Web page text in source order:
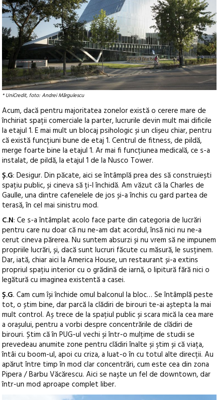
* UniCredit, foto: Andrei Mărgulescu
Acum, dacă pentru majoritatea zonelor există o cerere mare de
închiriat spații comerciale la parter, lucrurile devin mult mai dificile
la etajul 1. E mai mult un blocaj psihologic și un clișeu chiar, pentru
că există funcțiuni bune de etaj 1. Centrul de fitness, de pildă,
merge foarte bine la etajul 1. Ar mai fi funcțiunea medicală, ce s-a
instalat, de pildă, la etajul 1 de la Nusco Tower.
Ș.G: Desigur. Din păcate, aici se întâmplă prea des să construiești
spațiu public, și cineva să ți-l închidă. Am văzut că la Charles de
Gaulle, una dintre cafenelele de jos și-a închis cu gard partea de
terasă, în cel mai sinistru mod.
C.N: Ce s-a întâmplat acolo face parte din categoria de lucrări
pentru care nu doar că nu ne-am dat acordul, însă nici nu ne-a
cerut cineva părerea. Nu suntem absurzi și nu vrem să ne impunem
propriile lucrări, și, dacă sunt lucruri făcute cu măsură, le susținem.
Dar, iată, chiar aici la America House, un restaurant și-a extins
propriul spațiu interior cu o grădină de iarnă, o lipitură fără nici o
legătură cu imaginea existentă a casei.
Ș.G. Cam cum își închide omul balconul la bloc… Se întâmplă peste
tot, o știm bine, dar parcă la clădiri de birouri te-ai aștepta la mai
mult control. Aș trece de la spațiul public și scara mică la cea mare
a orașului, pentru a vorbi despre concentrările de clădiri de
birouri. Știm că în PUG-ul vechi și într-o mulțime de studii se
prevedeau anumite zone pentru clădiri înalte și ştim și că viața,
întâi cu boom-ul, apoi cu criza, a luat-o în cu totul alte direcții. Au
apărut între timp în mod clar concentrări, cum este cea din zona
Pipera / Barbu Văcărescu. Aici se naște un fel de downtown, dar
într-un mod aproape complet liber.